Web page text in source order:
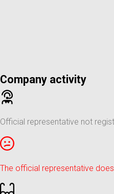
Company activity
Official representative not
The official representative